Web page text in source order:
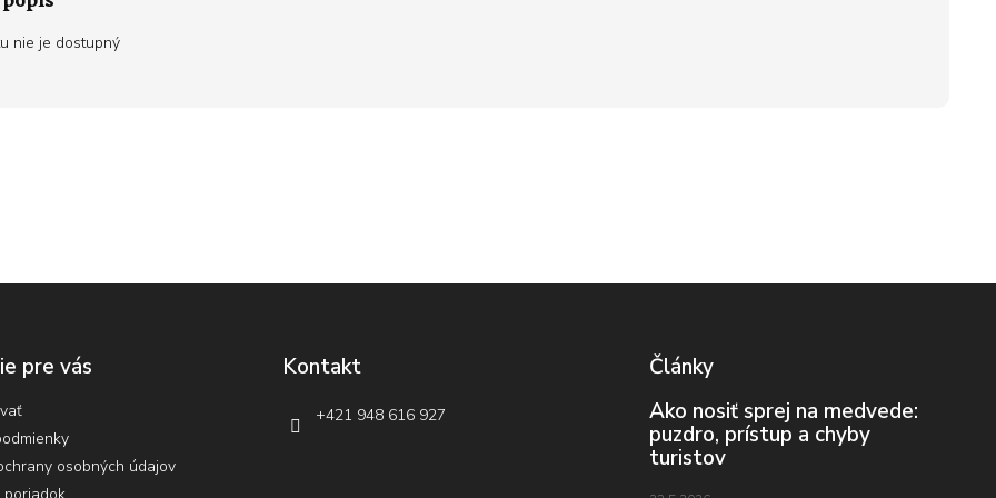
nie je dostupný
pre vás
osobných údajov
Kontakt
+421 948 616 927
Články
Ako nosiť sprej na medvede:
puzdro, prístup a chyby
turistov